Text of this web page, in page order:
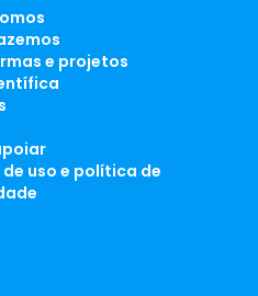
e projetos
de uso e política de